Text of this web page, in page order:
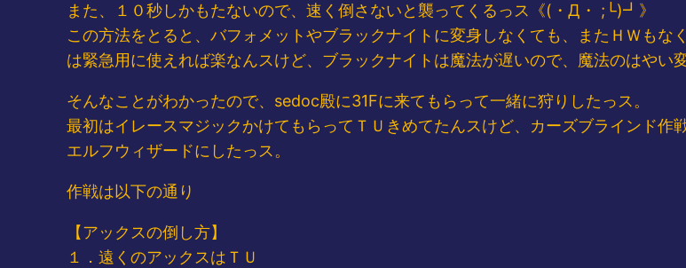
また、１０秒しかもたないので、速く倒さないと襲ってくるっス《(・Д・ ;└)┛》
この方法をとると、バフォメットやブラックナイトに変身しなくても、またＨＷも
は緊急用に使えれば楽なんスけど、ブラックナイトは魔法が遅いので、魔法のはやい
そんなことがわかったので、sedoc殿に31Fに来てもらって一緒に狩りしたっス。
最初はイレースマジックかけてもらってＴＵきめてたんスけど、カーズブラインド
エルフウィザードにしたっス。
作戦は以下の通り
【アックスの倒し方】
１．遠くのアックスはＴＵ